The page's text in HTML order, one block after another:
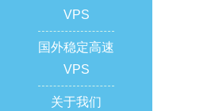
VPS
国外稳定高速
VPS
关于我们